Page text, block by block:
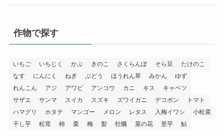
作物で探す
いちご いちじく かぶ きのこ さくらんぼ そら豆
たけのこ
なす
にんにく ねぎ ぶどう ほうれん草 みかん
ゆず
れんこん
アジ アワビ アンコウ カニ キス
キャベツ
サザエ
サンマ スイカ スズキ ズワイガニ デコポン
トマト
ハマグリ
ホタテ マンゴー メロン レタス 入梅イワシ
小松菜
干し芋
松茸 柿 栗 梅 梨 牡蠣 菜の花 里芋 鮎